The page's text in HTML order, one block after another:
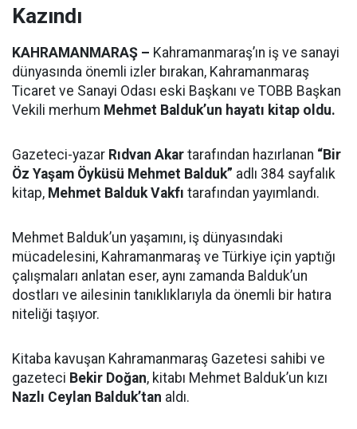
Kazındı
KAHRAMANMARAŞ – Kahramanmaraş’ın iş ve sanayi
dünyasında önemli izler bırakan, Kahramanmaraş
Ticaret ve Sanayi Odası eski Başkanı ve TOBB Başkan
Vekili merhum Mehmet Balduk’un hayatı kitap oldu.
Gazeteci-yazar Rıdvan Akar tarafından hazırlanan “Bir
Öz Yaşam Öyküsü Mehmet Balduk” adlı 384 sayfalık
kitap, Mehmet Balduk Vakfı tarafından yayımlandı.
Mehmet Balduk’un yaşamını, iş dünyasındaki
mücadelesini, Kahramanmaraş ve Türkiye için yaptığı
çalışmaları anlatan eser, aynı zamanda Balduk’un
dostları ve ailesinin tanıklıklarıyla da önemli bir hatıra
niteliği taşıyor.
Kitaba kavuşan Kahramanmaraş Gazetesi sahibi ve
gazeteci Bekir Doğan, kitabı Mehmet Balduk’un kızı
Nazlı Ceylan Balduk’tan aldı.